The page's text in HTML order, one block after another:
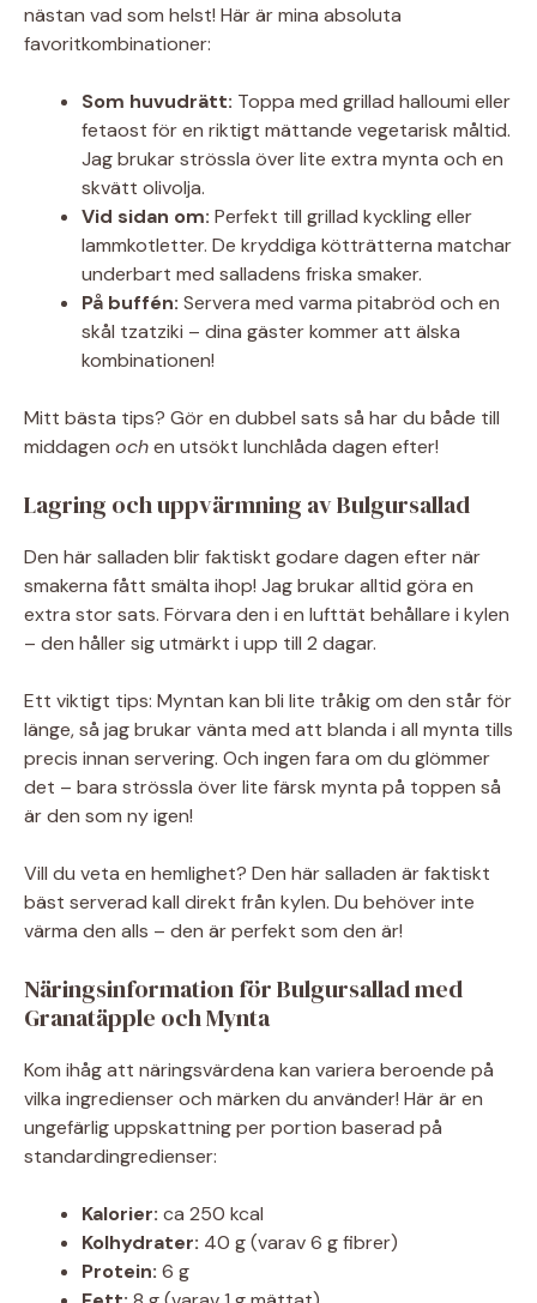
nästan vad som helst! Här är mina absoluta
favoritkombinationer:
Som huvudrätt: Toppa med grillad halloumi eller
fetaost för en riktigt mättande vegetarisk måltid.
Jag brukar strössla över lite extra mynta och en
skvätt olivolja.
Vid sidan om: Perfekt till grillad kyckling eller
lammkotletter. De kryddiga kötträtterna matchar
underbart med salladens friska smaker.
På buffén: Servera med varma pitabröd och en
skål tzatziki – dina gäster kommer att älska
kombinationen!
Mitt bästa tips? Gör en dubbel sats så har du både till
middagen ochen utsökt lunchlåda dagen efter!
Lagring och uppvärmning av Bulgursallad
Den här salladen blir faktiskt godare dagen efter när
smakerna fått smälta ihop! Jag brukar alltid göra en
extra stor sats. Förvara den i en lufttät behållare i kylen
– den håller sig utmärkt i upp till 2 dagar.
Ett viktigt tips: Myntan kan bli lite tråkig om den står för
länge, så jag brukar vänta med att blanda i all mynta tills
precis innan servering. Och ingen fara om du glömmer
det – bara strössla över lite färsk mynta på toppen så
är den som ny igen!
Vill du veta en hemlighet? Den här salladen är faktiskt
bäst serverad kall direkt från kylen. Du behöver inte
värma den alls – den är perfekt som den är!
Näringsinformation för Bulgursallad med
Granatäpple och Mynta
Kom ihåg att näringsvärdena kan variera beroende på
vilka ingredienser och märken du använder! Här är en
ungefärlig uppskattning per portion baserad på
standardingredienser:
Kalorier: ca 250 kcal
Kolhydrater: 40 g (varav 6 g fibrer)
Protein: 6 g